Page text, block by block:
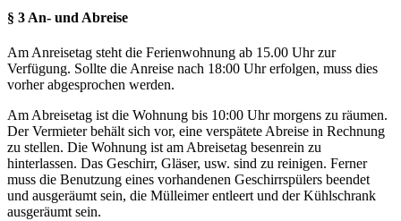
§ 3 An- und Abreise
Am Anreisetag steht die Ferienwohnung ab 15.00 Uhr zur
Verfügung. Sollte die Anreise nach 18:00 Uhr erfolgen, muss dies
vorher abgesprochen werden.
Am Abreisetag ist die Wohnung bis 10:00 Uhr morgens zu räumen.
Der Vermieter behält sich vor, eine verspätete Abreise in Rechnung
zu stellen. Die Wohnung ist am Abreisetag besenrein zu
hinterlassen. Das Geschirr, Gläser, usw. sind zu reinigen. Ferner
muss die Benutzung eines vorhandenen Geschirrspülers beendet
und ausgeräumt sein, die Mülleimer entleert und der Kühlschrank
ausgeräumt sein.